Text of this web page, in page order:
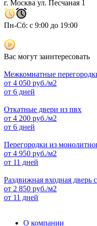
г. Москва ул. Песчаная 1
Пн-Сб: с 9:00 до 19:00
Вас могут заинтересовать
Межкомнатные
от 4 050 руб./м2
от 6 дней
Откатные двери из пвх
от 4 200 руб./м2
от 6 дней
Перегородки из
от 4 950 руб./м2
от 11 дней
Раздвижная входная дверь
от 2 850 руб./м2
от 11 дней
О компании